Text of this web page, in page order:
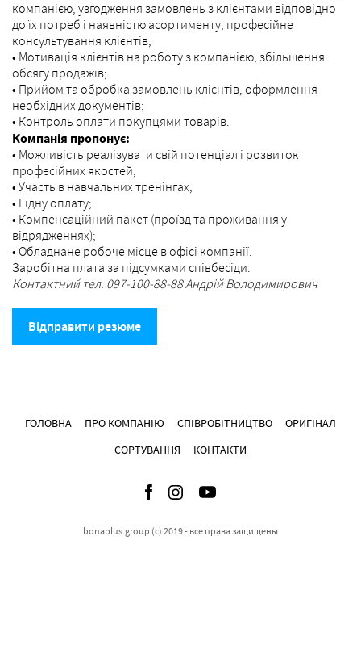
компанією, узгодження замовлень з клієнтами відповідно
до їх потреб і наявністю асортименту, професійне
консультування клієнтів;
• Мотивація клієнтів на роботу з компанією, збільшення
обсягу продажів;
• Прийом та обробка замовлень клієнтів, оформлення
необхідних документів;
• Контроль оплати покупцями товарів.
Компанія пропонує:
• Можливість реалізувати свій потенціал і розвиток
професійних якостей;
• Участь в навчальних тренінгах;
• Гідну оплату;
• Компенсаційний пакет (проїзд та проживання у
відрядженнях);
• Обладнане робоче місце в офісі компанії.
Заробітна плата за підсумками співбесіди.
Контактний тел. 097-100-88-88 Андрій Володимирович
Відправити резюме
ГОЛОВНА ПРО КОМПАНІЮ СПІВРОБІТНИЦТВО
ОРИГІНАЛ
СОРТУВАННЯ
КОНТАКТИ
bonaplus.group (c) 2019 - все права защищены